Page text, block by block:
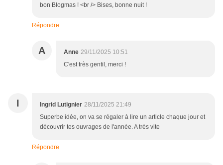
bon Blogmas ! <br /> Bises, bonne nuit !
Répondre
A Anne 29/11/2025 10:51
C'est très gentil, merci !
I Ingrid Lutignier 28/11/2025 21:49
Superbe idée, on va se régaler à lire un article chaque jour et
découvrir tes ouvrages de l'année. A très vite
Répondre